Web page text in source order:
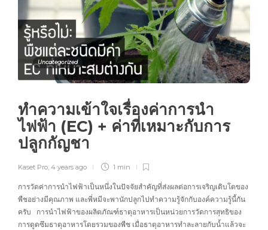
Uncategorized
ทำความเข้าใจเรื่องค่าการนำ
ไฟฟ้า (EC) + ค่าที่เหมาะกับการ
ปลูกกัญชา
Kaset Pro 4 years ago 1 min
การวัดค่าการนำไฟฟ้าเป็นหนึ่งในปัจจัยสำคัญที่ส่งผลต่อการเจริญเติบโตของ
พืชอย่างมีคุณภาพ และพี่หมีจะพานักปลูกไปทำความรู้จักกับองค์ความรู้นี้กัน
ครับ การนำไฟฟ้าของผลิตภัณฑ์ธาตุอาหารเป็นหน่วยการวัดการสุทธิของ
การดูดซึมธาตุอาหารโดยรวมของพืช เมื่อธาตุอาหารทำละลายกับน้ำแล้วจะ